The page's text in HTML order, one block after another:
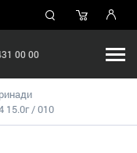
00 00
15.0г / 010